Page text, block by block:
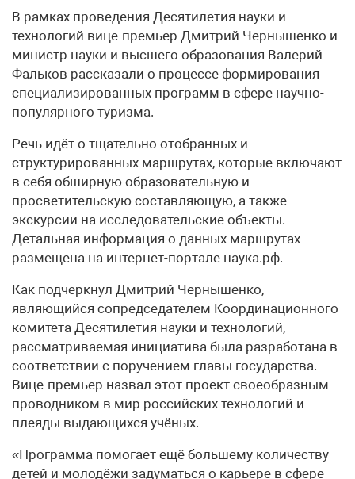
В рамках проведения Десятилетия науки и
технологий вице-премьер Дмитрий Чернышенко и
министр науки и высшего образования Валерий
Фальков рассказали о процессе формирования
специализированных программ в сфере научно-
популярного туризма.
Речь идёт о тщательно отобранных и
структурированных маршрутах, которые включают
в себя обширную образовательную и
просветительскую составляющую, а также
экскурсии на исследовательские объекты.
Детальная информация о данных маршрутах
размещена на интернет-портале наука.рф.
Как подчеркнул Дмитрий Чернышенко,
являющийся сопредседателем Координационного
комитета Десятилетия науки и технологий,
рассматриваемая инициатива была разработана в
соответствии с поручением главы государства.
Вице-премьер назвал этот проект своеобразным
проводником в мир российских технологий и
плеяды выдающихся учёных.
«Программа помогает ещё большему количеству
детей и молодёжи задуматься о карьере в сфере